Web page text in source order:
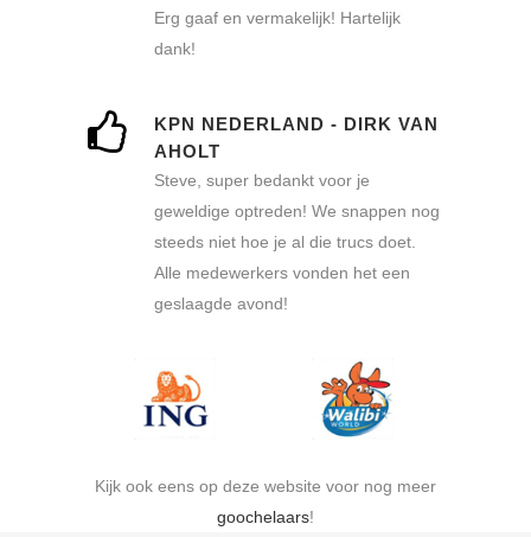
Erg gaaf en vermakelijk! Hartelijk
dank!
KPN NEDERLAND - DIRK VAN
AHOLT
Steve, super bedankt voor je
geweldige optreden! We snappen nog
steeds niet hoe je al die trucs doet.
Alle medewerkers vonden het een
geslaagde avond!
Kijk ook eens op deze website voor nog meer
goochelaars!